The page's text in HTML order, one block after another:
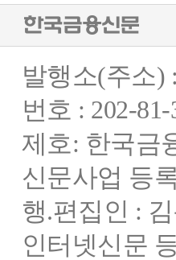
발행소(주소)
번호 : 202-81-
제호: 한국금
신문사업 등
행.편집인 :
인터넷신문